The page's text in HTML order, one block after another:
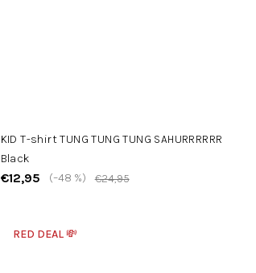
KID T-shirt TUNG TUNG TUNG SAHURRRRRR
Black
€12,95 €24,95
(–48 %)
RED DEAL 💸